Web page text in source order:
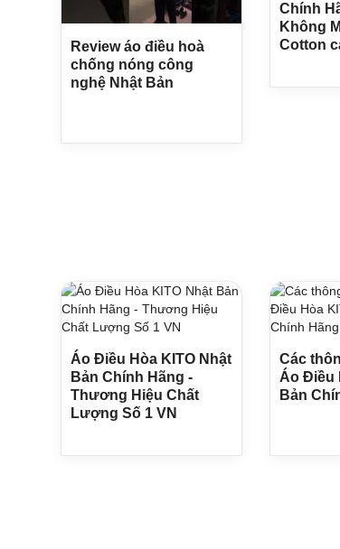
Review áo điều hoà
chống nóng công
nghệ Nhật Bản
Chính
Không
Cotton
Áo Điều Hòa KITO Nhật
Bản Chính Hãng -
Thương Hiệu Chất
Lượng Số 1 VN
Các
Áo Điều
Bản